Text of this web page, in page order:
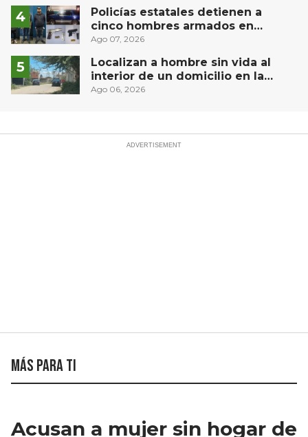
Policías estatales detienen a
cinco hombres armados en
Puebla capital
Ago 07, 2026
Localizan a hombre sin vida al
interior de un domicilio en la
comunidad El Rodeo, San Juan del
Ago 06, 2026
Más para ti
Acusan a mujer sin hogar de